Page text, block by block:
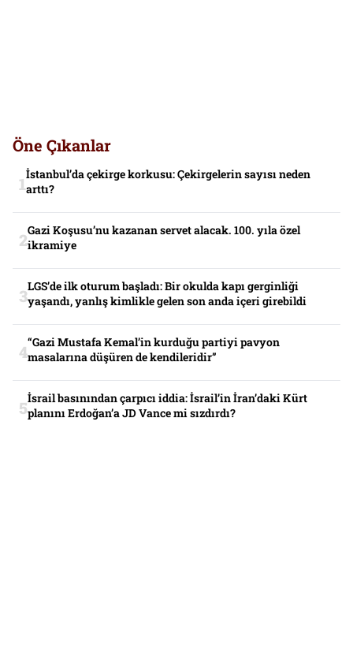
Öne Çıkanlar
İstanbul’da çekirge korkusu: Çekirgelerin sayısı neden
arttı?
Gazi Koşusu’nu kazanan servet alacak. 100. yıla özel
ikramiye
LGS’de ilk oturum başladı: Bir okulda kapı gerginliği
yaşandı, yanlış kimlikle gelen son anda içeri girebildi
“Gazi Mustafa Kemal’in kurduğu partiyi pavyon
masalarına düşüren de kendileridir”
İsrail basınından çarpıcı iddia: İsrail’in İran’daki Kürt
planını Erdoğan’a JD Vance mi sızdırdı?